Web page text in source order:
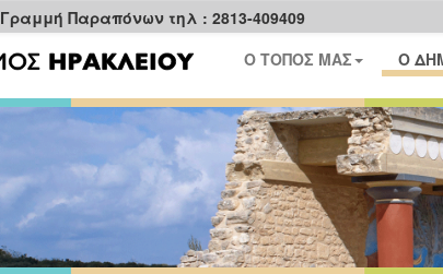
Γραμμή Παραπόνων τηλ : 2813-409409
Ο ΤΟΠΟΣ ΜΑΣ Ο